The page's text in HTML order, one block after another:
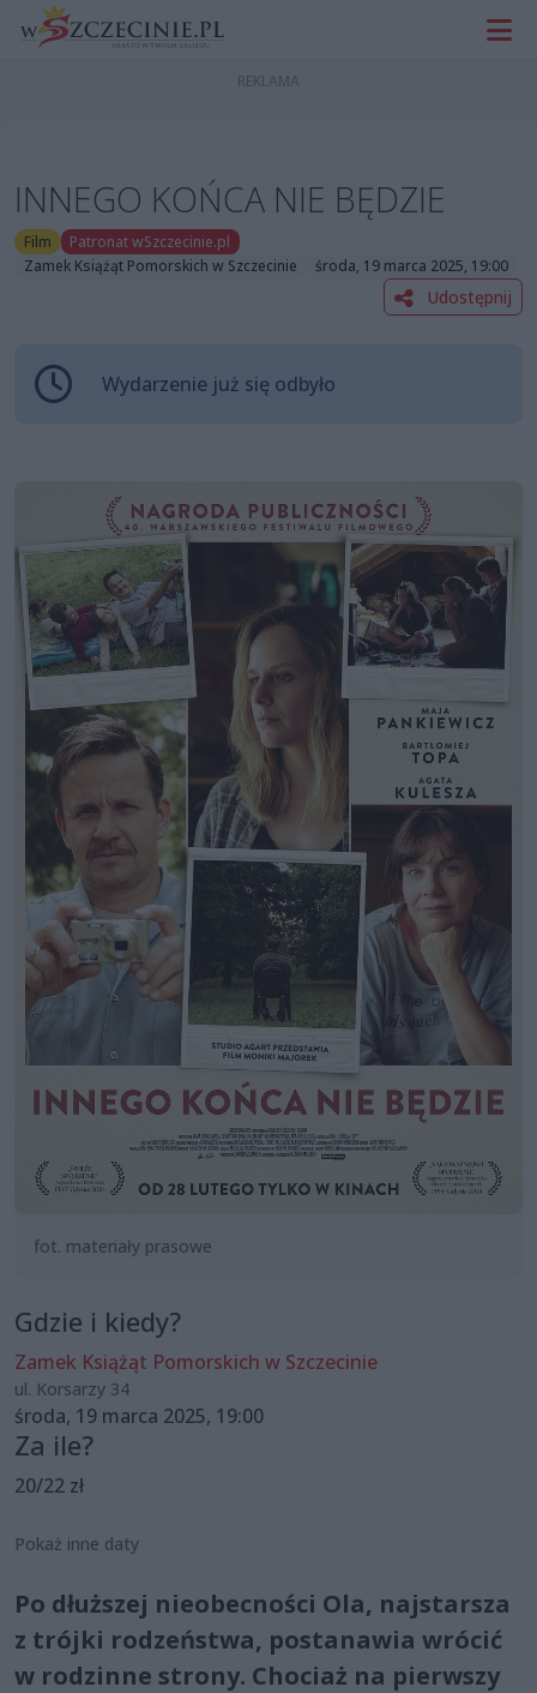
INNEGO KOŃCA NIE BĘDZIE
Film
Patronat wSzczecinie.pl
Zamek Książąt Pomorskich w Szczecinie
środa, 19 marca 2025, 19:00
Udostępnij
Wydarzenie już się odbyło
fot. materiały prasowe
Gdzie i kiedy?
Zamek Książąt Pomorskich w Szczecinie
ul. Korsarzy 34
środa, 19 marca 2025, 19:00
Za ile?
20/22 zł
Pokaż inne daty
Po dłuższej nieobecności Ola, najstarsza
z trójki rodzeństwa, postanawia wrócić
w rodzinne strony. Chociaż na pierwszy